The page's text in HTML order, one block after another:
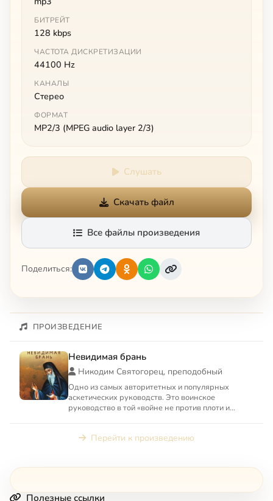
БИТРЕЙТ
128 kbps
ЧАСТОТА ДИСКРЕТИЗАЦИИ
44100 Hz
КАНАЛЫ
Стерео
ФОРМАТ
MP2/3 (MPEG audio layer 2/3)
Слушать
Скачать файл
Все файлы произведения
Поделиться:
ПРОИЗВЕДЕНИЕ
Невидимая брань
Никодим Святогорец, преподобный
Одно из самых авторитетных и популярных
аскетических руководств. Это воинское
руководство в той «войне не против плоти и
Перейти к произведению
Полезные ссылки